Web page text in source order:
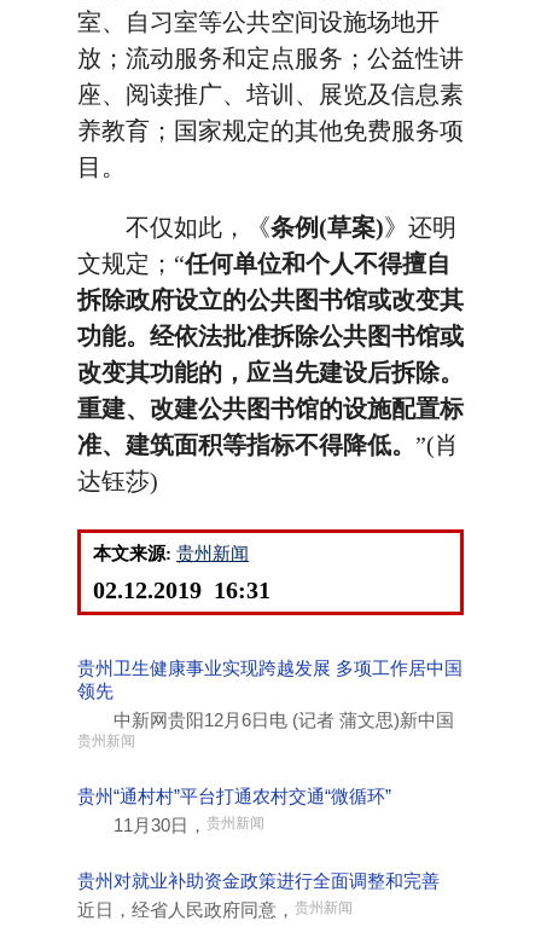
室、自习室等公共空间设施场地开
放；流动服务和定点服务；公益性讲
座、阅读推广、培训、展览及信息素
养教育；国家规定的其他免费服务项
目。
不仅如此，《条例(草案)》还明
文规定；“任何单位和个人不得擅自
拆除政府设立的公共图书馆或改变其
功能。经依法批准拆除公共图书馆或
改变其功能的，应当先建设后拆除。
重建、改建公共图书馆的设施配置标
准、建筑面积等指标不得降低。 ”(肖
达钰莎)
本文来源: 贵州新闻
02.12.2019 16:31
贵州卫生健康事业实现跨越发展 多项工作居中国
领先
中新网贵阳12月6日电 (记者 蒲文思)新中国
贵州新闻
贵州“通村村”平台打通农村交通“微循环”
11月30日， 贵州新闻
贵州对就业补助资金政策进行全面调整和完善
近日，经省人民政府同意， 贵州新闻